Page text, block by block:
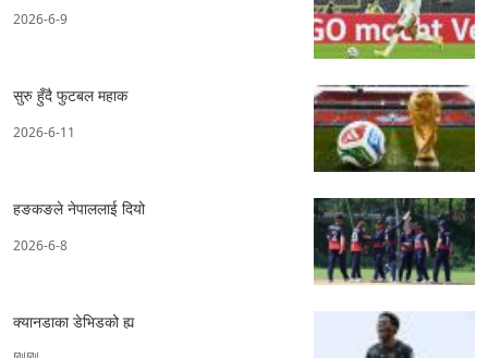
2026-6-9
सुरु हुँदै फुटबल महाक
2026-6-11
हङकङले नेपाललाई दियो
2026-6-8
क्यानडाका डेभिडको ह्य